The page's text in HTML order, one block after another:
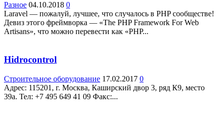
Разное 04.10.2018 0
Laravel — пожалуй, лучшее, что случалось в PHP сообществе!
Девиз этого фреймворка — «The PHP Framework For Web
Artisans», что можно перевести как «PHP...
Hidrocontrol
Строительное оборудование 17.02.2017 0
Адрес: 115201, г. Москва, Каширский двор 3, ряд К9, место
39а. Teл: +7 495 649 41 09 Факс:...